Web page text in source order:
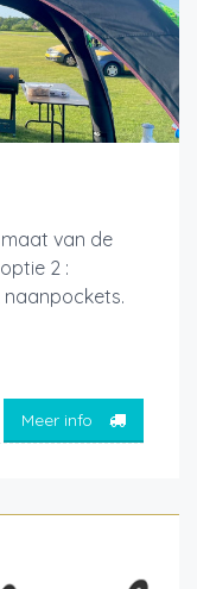
van de
2 :
Meer info